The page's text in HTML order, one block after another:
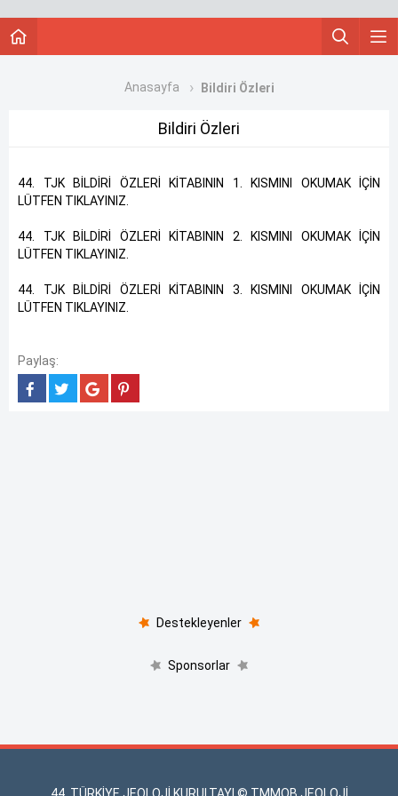
Anasayfa Bildiri Özleri
Bildiri Özleri
44. TJK BİLDİRİ ÖZLERİ KİTABININ 1. KISMINI OKUMAK İÇİN
LÜTFEN TIKLAYINIZ.
44. TJK BİLDİRİ ÖZLERİ KİTABININ 2. KISMINI OKUMAK İÇİN
LÜTFEN TIKLAYINIZ.
44. TJK BİLDİRİ ÖZLERİ KİTABININ 3. KISMINI OKUMAK İÇİN
LÜTFEN TIKLAYINIZ.
Paylaş:
Destekleyenler
Sponsorlar
44. TÜRKİYE JEOLOJİ KURULTAYI © TMMOB JEOLOJİ